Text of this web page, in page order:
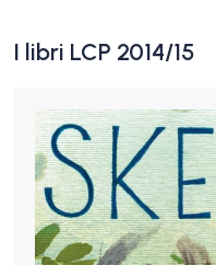
I libri LCP 2014/15